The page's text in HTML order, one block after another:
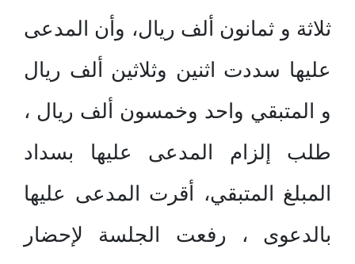
ثلاثة و ثمانون ألف ريال، وأن المدعى
عليها سددت اثنين وثلاثين ألف ريال
و المتبقي واحد وخمسون ألف ريال ،
طلب إلزام المدعى عليها بسداد
المبلغ المتبقي، أقرت المدعى عليها
بالدعوى ، رفعت الجلسة لإحضار